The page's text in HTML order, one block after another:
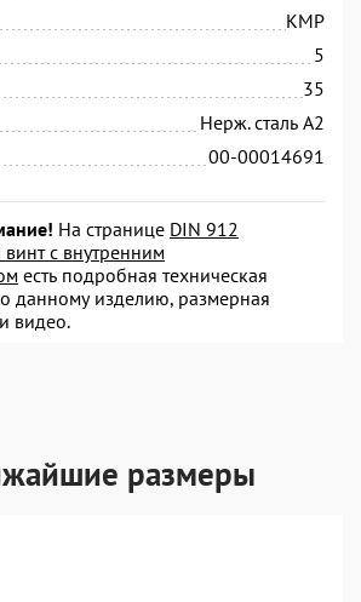
KMP
5
35
Нерж. сталь А2
00-00014691
На странице DIN 912
с внутренним
есть подробная техническая
данному изделию, размерная
видео.
размеры